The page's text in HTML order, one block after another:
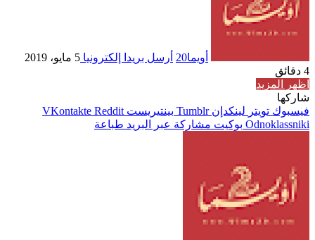
أويما20 أرسل بريدا إلكترونيا 5 مايو، 2019
4 دقائق
اظهر المزيد
شاركها
فيسبوك تويتر لينكدإن بينتيريست
Odnoklassniki بوكيت مشاركة عبر البريد طباعة